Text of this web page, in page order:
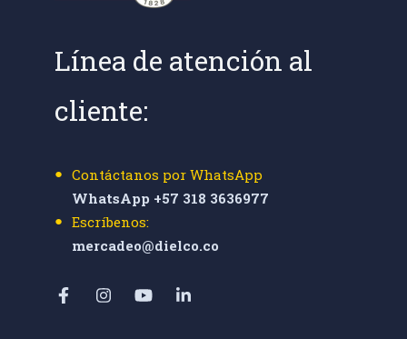
Línea de atención al
cliente:
Contáctanos por WhatsApp
WhatsApp +57 318 3636977
Escríbenos:
mercadeo@dielco.co